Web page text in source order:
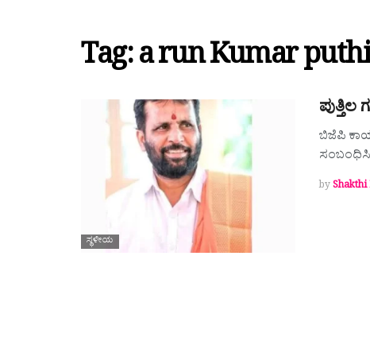
Tag:a run Kumar
ಸ್ಥಳೀಯ
ಬಿಜೆಪಿ
byShakthi